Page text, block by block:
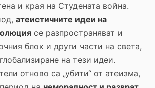
и края на Студената война.
атеистичните идеи на
се разпространяват и
блок и други части на света,
на тези идеи.
отново са „убити“ от атеизма,